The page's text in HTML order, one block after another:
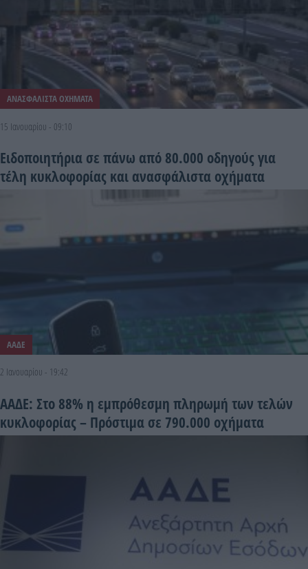
ΑΝΑΣΦΑΛΙΣΤΑ ΟΧΗΜΑΤΑ
15 Ιανουαρίου - 09:10
Ειδοποιητήρια σε πάνω από 80.000 οδηγούς για
τέλη κυκλοφορίας και ανασφάλιστα οχήματα
ΑΑΔΕ
2 Ιανουαρίου - 19:42
ΑΑΔΕ: Στο 88% η εμπρόθεσμη πληρωμή των τελών
κυκλοφορίας – Πρόστιμα σε 790.000 οχήματα